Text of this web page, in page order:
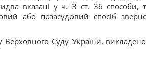
вказані у ч. 3 ст. 36 способи,
або позасудовий спосіб
Суду України,